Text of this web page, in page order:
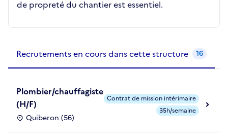
de propreté du chantier est essentiel.
Recrutements en cours dans cette structure 16
Plombier/chauffagiste
(H/F)
Quiberon (56)
Contrat de mission intérimaire
35h/semaine